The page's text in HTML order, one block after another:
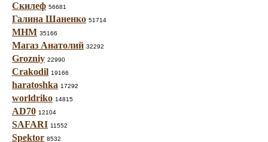
Скилеф 56681
Галина Шаненко 51714
МНМ 35166
Магаз Анатолий 32292
Grozniy 22990
Crakodil 19166
haratoshka 17292
worldriko 14815
AD70 12104
SAFARI 11552
Spektor 8532